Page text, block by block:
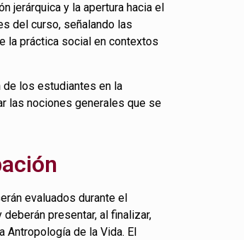
jerárquica y la apertura hacia el
del curso, señalando las
la práctica social en contextos
los estudiantes en la
las nociones generales que se
evaluados durante el
presentar, al finalizar,
Antropología de la Vida. El